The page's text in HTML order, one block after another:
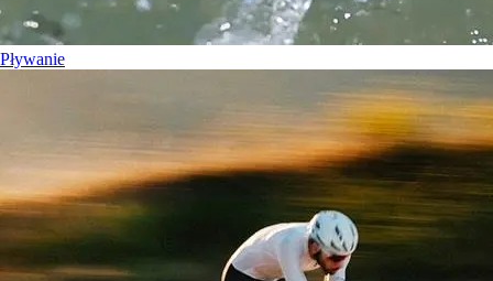
Pływanie